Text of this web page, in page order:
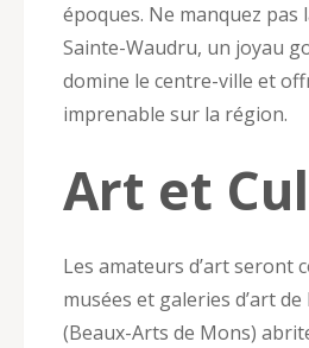
époques. Ne manquez pas
Sainte-Waudru, un joyau
domine le centre-ville et
imprenable sur la région.
Art et
Les amateurs d’art seront
musées et galeries d’art de
(Beaux-Arts de Mons)